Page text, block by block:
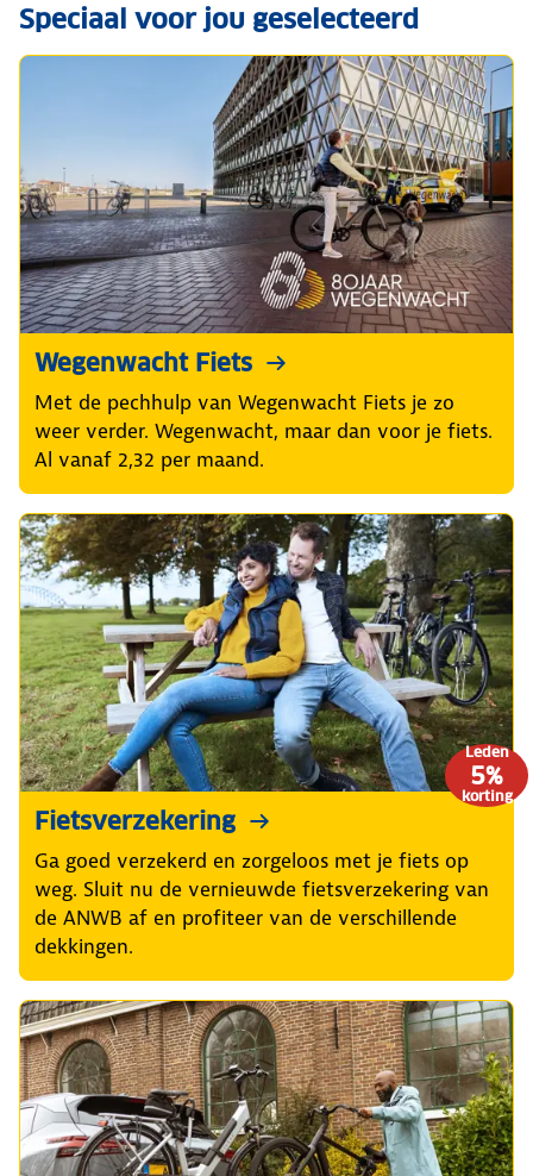
Speciaal voor jou geselecteerd
Wegenwacht Fiets
Met de pechhulp van Wegenwacht Fiets je zo
weer verder. Wegenwacht, maar dan voor je fiets.
Al vanaf 2,32 per maand.
Leden
5%
korting
Fietsverzekering
Ga goed verzekerd en zorgeloos met je fiets op
weg. Sluit nu de vernieuwde fietsverzekering van
de ANWB af en profiteer van de verschillende
dekkingen.